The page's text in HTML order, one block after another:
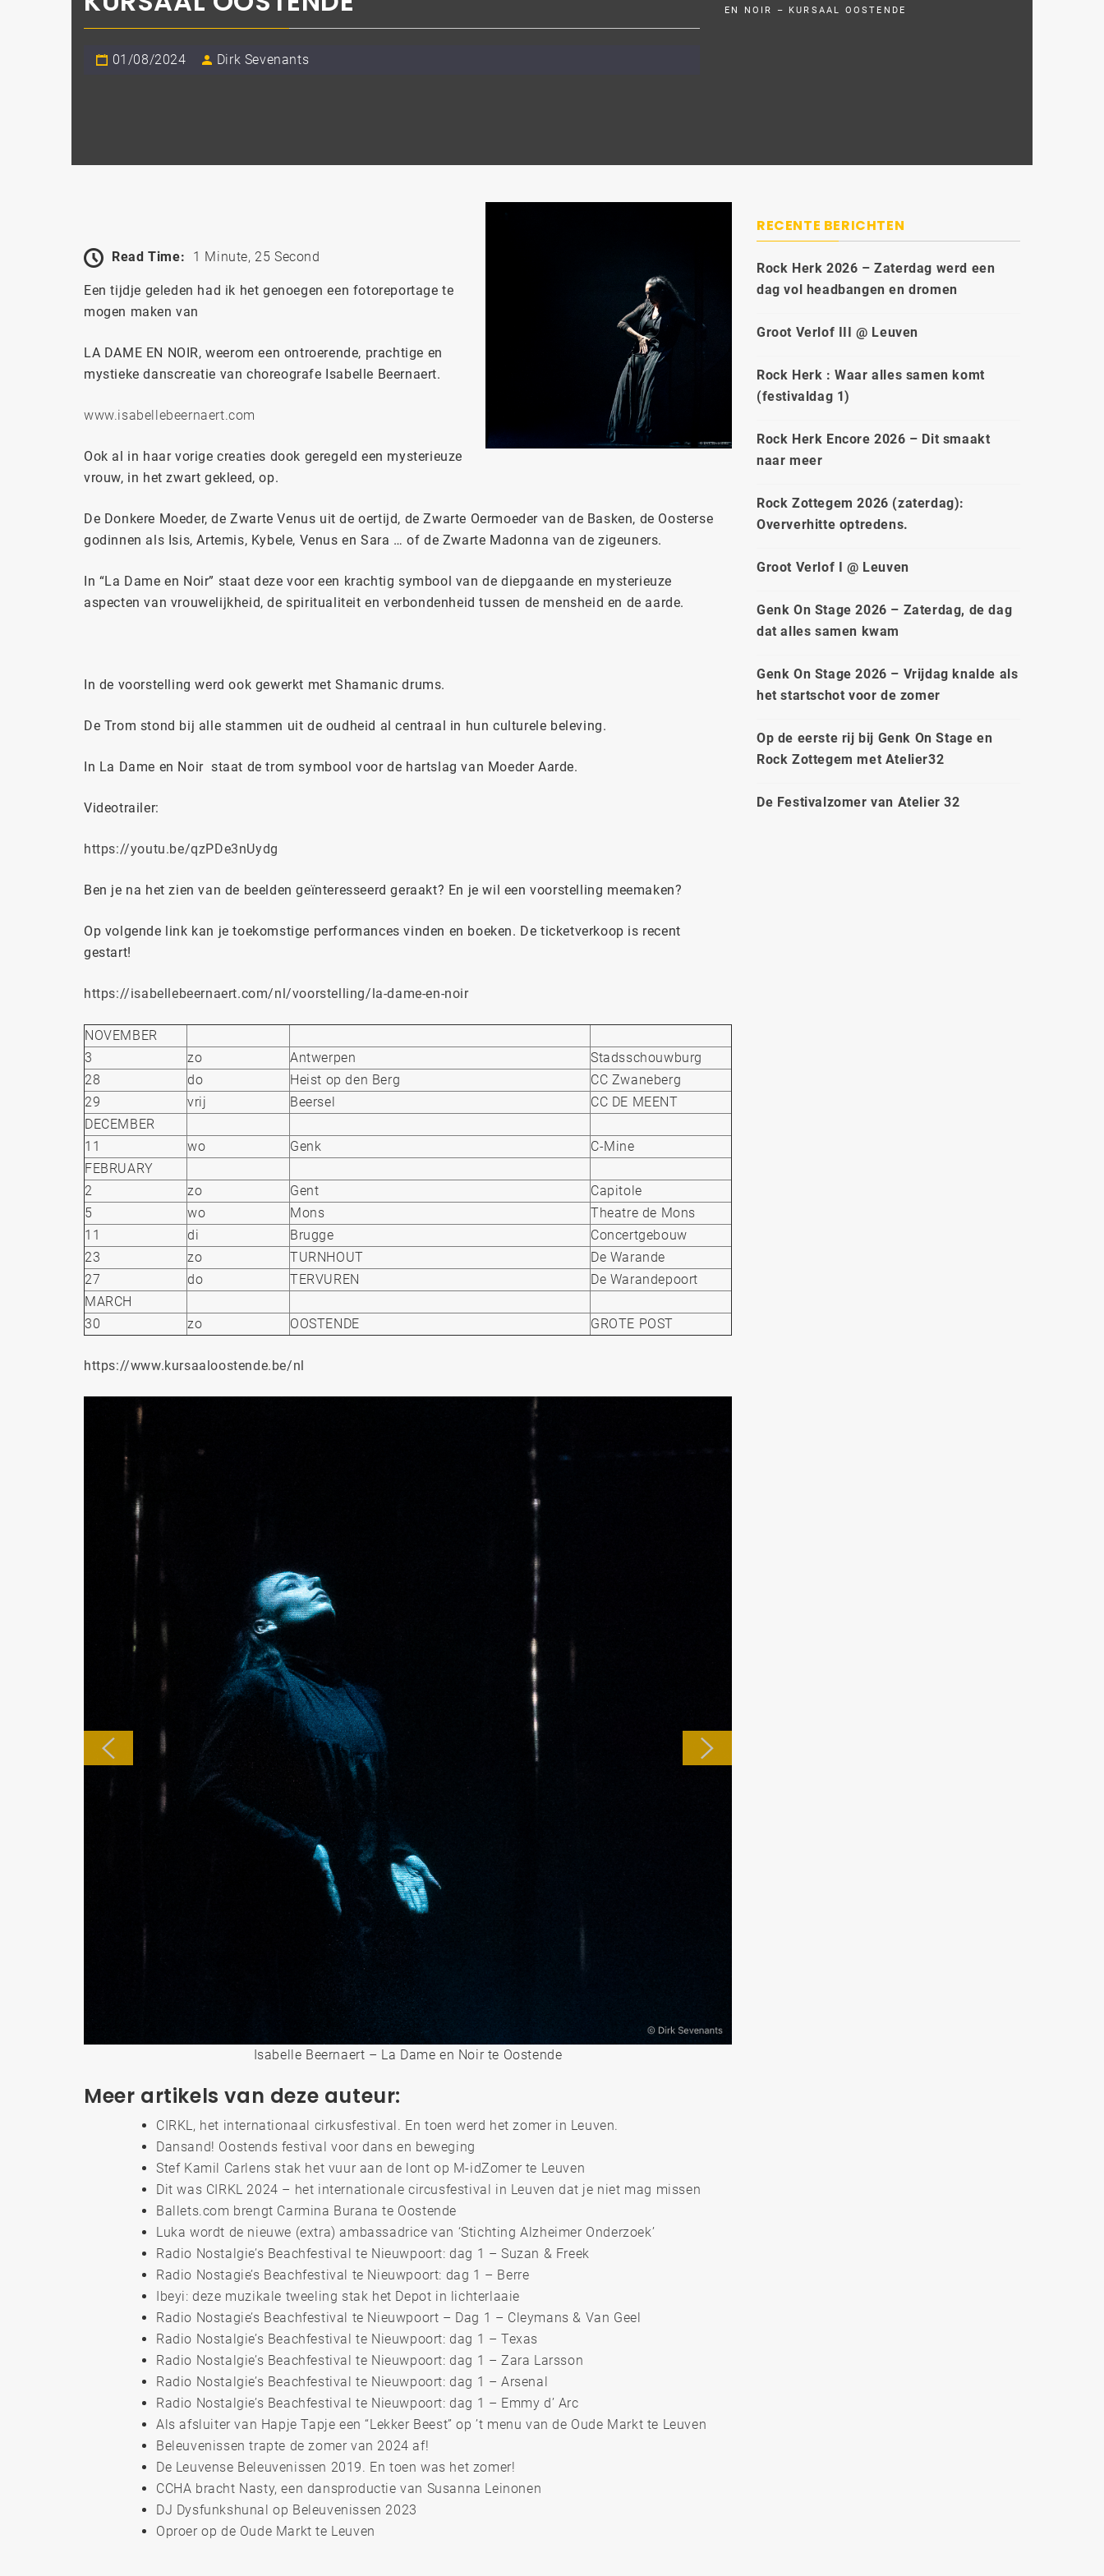
01/08/2024 Dirk Sevenants
EN NOIR – KURSAAL OOSTENDE
Read Time: 1 Minute, 25 Second
Een tijdje geleden had ik het genoegen een fotoreportage te
mogen maken van
LA DAME EN NOIR, weerom een ontroerende, prachtige en
mystieke danscreatie van choreografe Isabelle Beernaert.
www.isabellebeernaert.com
Ook al in haar vorige creaties dook geregeld een mysterieuze
vrouw, in het zwart gekleed, op.
De Donkere Moeder, de Zwarte Venus uit de oertijd, de Zwarte Oermoeder van de Basken, de Oosterse
godinnen als Isis, Artemis, Kybele, Venus en Sara … of de Zwarte Madonna van de zigeuners.
In “La Dame en Noir” staat deze voor een krachtig symbool van de diepgaande en mysterieuze
aspecten van vrouwelijkheid, de spiritualiteit en verbondenheid tussen de mensheid en de aarde.
In de voorstelling werd ook gewerkt met Shamanic drums.
De Trom stond bij alle stammen uit de oudheid al centraal in hun culturele beleving.
In La Dame en Noir staat de trom symbool voor de hartslag van Moeder Aarde.
Videotrailer:
https://youtu.be/qzPDe3nUydg
Ben je na het zien van de beelden geïnteresseerd geraakt? En je wil een voorstelling meemaken?
Op volgende link kan je toekomstige performances vinden en boeken. De ticketverkoop is recent
gestart!
https://isabellebeernaert.com/nl/voorstelling/la-dame-en-noir
NOVEMBER
3
zo Antwerpen
Stadsschouwburg
28
do Heist op den Berg
CC Zwaneberg
29
vrij Beersel
CC DE MEENT
DECEMBER
11
wo Genk
C-Mine
FEBRUARY
2
zo Gent
Capitole
5
wo Mons
Theatre de Mons
11
di Brugge
Concertgebouw
23
zo TURNHOUT
De Warande
27
do TERVUREN
De Warandepoort
MARCH
30
zo OOSTENDE GROTE POST
https://www.kursaaloostende.be/nl
Isabelle Beernaert – La Dame en Noir te Oostende
Meer artikels van deze auteur:
CIRKL, het internationaal cirkusfestival. En toen werd het zomer in Leuven.
Dansand! Oostends festival voor dans en beweging
Stef Kamil Carlens stak het vuur aan de lont op M-idZomer te Leuven
Dit was CIRKL 2024 – het internationale circusfestival in Leuven dat je niet mag missen
Ballets.com brengt Carmina Burana te Oostende
Luka wordt de nieuwe (extra) ambassadrice van ‘Stichting Alzheimer Onderzoek’
Radio Nostalgie’s Beachfestival te Nieuwpoort: dag 1 – Suzan & Freek
Radio Nostagie’s Beachfestival te Nieuwpoort: dag 1 – Berre
Ibeyi: deze muzikale tweeling stak het Depot in lichterlaaie
Radio Nostagie’s Beachfestival te Nieuwpoort – Dag 1 – Cleymans & Van Geel
Radio Nostalgie’s Beachfestival te Nieuwpoort: dag 1 – Texas
Radio Nostalgie’s Beachfestival te Nieuwpoort: dag 1 – Zara Larsson
Radio Nostalgie’s Beachfestival te Nieuwpoort: dag 1 – Arsenal
Radio Nostalgie’s Beachfestival te Nieuwpoort: dag 1 – Emmy d’ Arc
Als afsluiter van Hapje Tapje een “Lekker Beest” op ’t menu van de Oude Markt te Leuven
Beleuvenissen trapte de zomer van 2024 af!
De Leuvense Beleuvenissen 2019. En toen was het zomer!
CCHA bracht Nasty, een dansproductie van Susanna Leinonen
DJ Dysfunkshunal op Beleuvenissen 2023
Oproer op de Oude Markt te Leuven
RECENTE BERICHTEN
Rock Herk 2026 – Zaterdag werd een
dag vol headbangen en dromen
Groot Verlof III @ Leuven
Rock Herk : Waar alles samen komt
(festivaldag 1)
Rock Herk Encore 2026 – Dit smaakt
naar meer
Rock Zottegem 2026 (zaterdag):
Oververhitte optredens.
Groot Verlof I @ Leuven
Genk On Stage 2026 – Zaterdag, de dag
dat alles samen kwam
Genk On Stage 2026 – Vrijdag knalde als
het startschot voor de zomer
Op de eerste rij bij Genk On Stage en
Rock Zottegem met Atelier32
De Festivalzomer van Atelier 32